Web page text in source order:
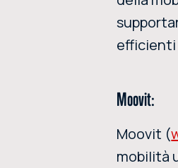
efficienti
Moovit:
Moovit (
mobilità